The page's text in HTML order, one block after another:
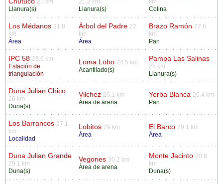
21 km
Llanura(s)
21.2 km
Llanura(s)
km
Colina
Los Médanos 21.8
km
Área
Árbol del Padre 22
km
Área
Brazo Ramón 22.6
km
Pan
IPC 58 23.6 km
Estación de
triangulación
Loma Lobo 24.5 km
Acantilado(s)
Pampa Las Salinas
25 km
Llanura(s)
Duna Julian Chico
26 km
Duna(s)
Vilchez 26.1 km
Área de arena
Yerba Blanca 26.4 km
Pan
Los Barrancos 27.1
km
Localidad
Lobitos 29 km
Área
El Barco 29.1 km
Área
Duna Julian Grande
29.1 km
Duna(s)
Vegones 30.2 km
Área de arena
Monte Jacinto 30.8
km
Duna(s)